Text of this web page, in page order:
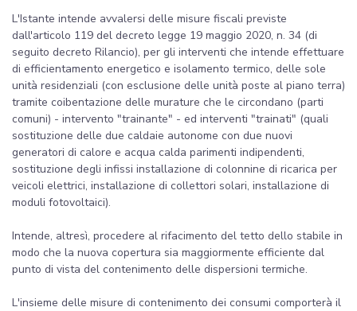
L'Istante intende avvalersi delle misure fiscali previste
dall'articolo 119 del decreto legge 19 maggio 2020, n. 34 (di
seguito decreto Rilancio), per gli interventi che intende effettuare
di efficientamento energetico e isolamento termico, delle sole
unità residenziali (con esclusione delle unità poste al piano terra)
tramite coibentazione delle murature che le circondano (parti
comuni) - intervento "trainante" - ed interventi "trainati" (quali
sostituzione delle due caldaie autonome con due nuovi
generatori di calore e acqua calda parimenti indipendenti,
sostituzione degli infissi installazione di colonnine di ricarica per
veicoli elettrici, installazione di collettori solari, installazione di
moduli fotovoltaici).
Intende, altresì, procedere al rifacimento del tetto dello stabile in
modo che la nuova copertura sia maggiormente efficiente dal
punto di vista del contenimento delle dispersioni termiche.
L'insieme delle misure di contenimento dei consumi comporterà il